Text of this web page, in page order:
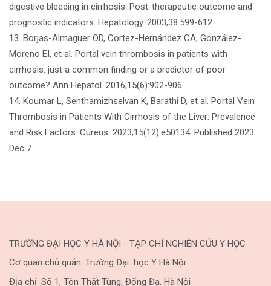
digestive bleeding in cirrhosis. Post-therapeutic outcome and
prognostic indicators. Hepatology. 2003;38:599-612
13. Borjas-Almaguer OD, Cortez-Hernández CA, González-
Moreno EI, et al. Portal vein thrombosis in patients with
cirrhosis: just a common finding or a predictor of poor
outcome? Ann Hepatol. 2016;15(6):902-906.
14. Koumar L, Senthamizhselvan K, Barathi D, et al. Portal Vein
Thrombosis in Patients With Cirrhosis of the Liver: Prevalence
and Risk Factors. Cureus. 2023;15(12):e50134. Published 2023
Dec 7.
TRƯỜNG ĐẠI HỌC Y HÀ NỘI - TẠP CHÍ NGHIÊN CỨU Y HỌC
Cơ quan chủ quản: Trường Đại học Y Hà Nội
Địa chỉ: Số 1, Tôn Thất Tùng, Đống Đa, Hà Nội